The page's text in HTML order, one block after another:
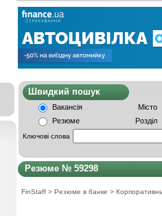
Швидкий
Вакансія
Місто
Резюме
Розділ
Ключові слова
Резюме № 59298
FinStaff > Резюме в банке >